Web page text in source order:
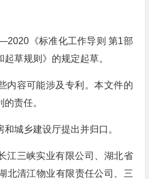
《标准化工作导则 第1部
草规则》的规定起草。
内容可能涉及专利。本文件的
责任。
城乡建设厅提出并归口。
江三峡实业有限公司、湖北省
北清江物业有限责任公司、三